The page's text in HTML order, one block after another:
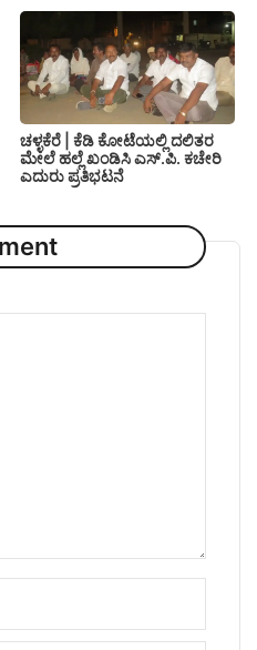
ಚಳ್ಳಕೆರೆ | ಕೆಡಿ ಕೋಟೆಯಲ್ಲಿ ದಲಿತರ
ಮೇಲೆ ಹಲ್ಲೆ ಖಂಡಿಸಿ ಎಸ್.ಪಿ. ಕಚೇರಿ
ಎದುರು ಪ್ರತಿಭಟನೆ